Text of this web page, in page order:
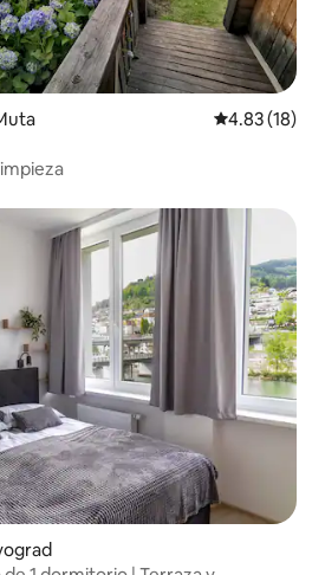
Calificación
4.83 (18)